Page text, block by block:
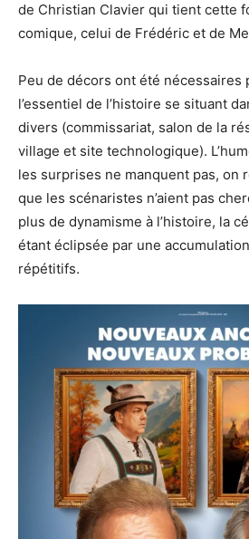
de Christian Clavier qui tient cette
comique, celui de Frédéric et de
Peu de décors ont été nécessaires
l’essentiel de l’histoire se situant
divers (commissariat, salon de la
village et site technologique).
les surprises ne manquent pas, on
que les scénaristes n’aient pas
plus de dynamisme à l’histoire, la
étant éclipsée par une
répétitifs.